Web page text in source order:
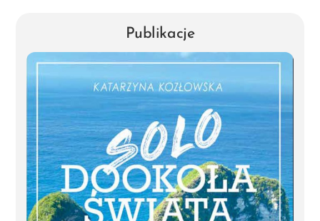
Publikacje